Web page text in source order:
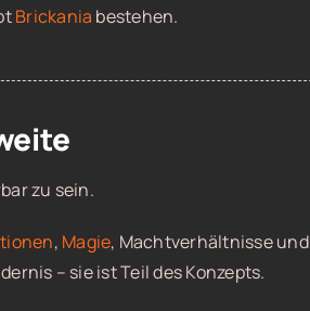
Brickania bestehen.
zu sein.
, Magie, Machtverhältnisse und
– sie ist Teil des Konzepts.